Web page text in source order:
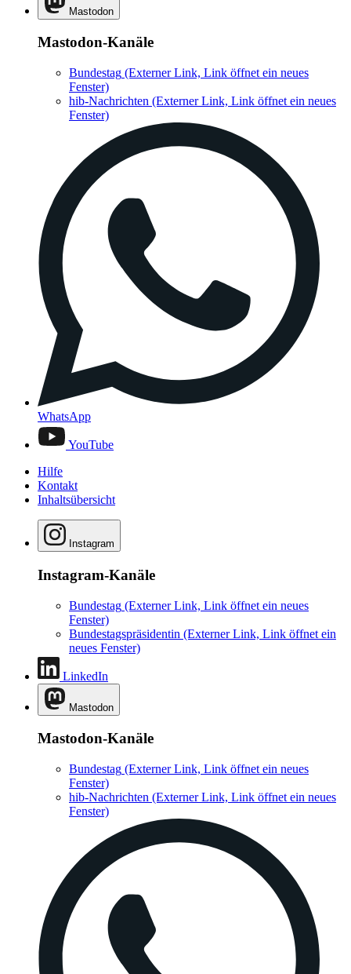
Mastodon
Mastodon-Kanäle
Bundestag (Externer Link, Link öffnet ein neues
Fenster)
hib-Nachrichten (Externer Link, Link öffnet ein neues
Fenster)
WhatsApp
YouTube
Hilfe
Kontakt
Inhaltsübersicht
Instagram
Instagram-Kanäle
Bundestag (Externer Link, Link öffnet ein neues
Fenster)
Bundestagspräsidentin (Externer Link, Link öffnet ein
neues Fenster)
LinkedIn
Mastodon
Mastodon-Kanäle
Bundestag (Externer Link, Link öffnet ein neues
Fenster)
hib-Nachrichten (Externer Link, Link öffnet ein neues
Fenster)